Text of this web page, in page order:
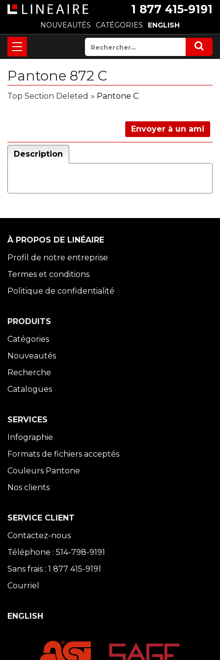
1 877 415-9191
NOUVEAUTÉS CATÉGORIES ENGLISH
Pantone 872 C
Top Section Deleted » Pantone C
Envoyer à un ami
Description
À PROPOS DE LINÉAIRE
Profil de notre entreprise
Termes et conditions
Politique de confidentialité
PRODUITS
Catégories
Nouveautés
Recherche
Catalogues
SERVICES
Infographie
Formats de fichiers acceptés
Couleurs Pantone
Nos clients
SERVICE CLIENT
Contactez-nous
Téléphone : 514-798-9191
Sans frais : 1 877 415-9191
Courriel
ENGLISH